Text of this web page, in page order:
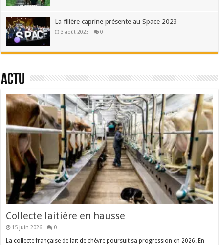
La filière caprine présente au Space 2023
3 août 2023 0
Actu
Collecte laitière en hausse
15 juin 2026 0
La collecte française de lait de chèvre poursuit sa progression en 2026. En